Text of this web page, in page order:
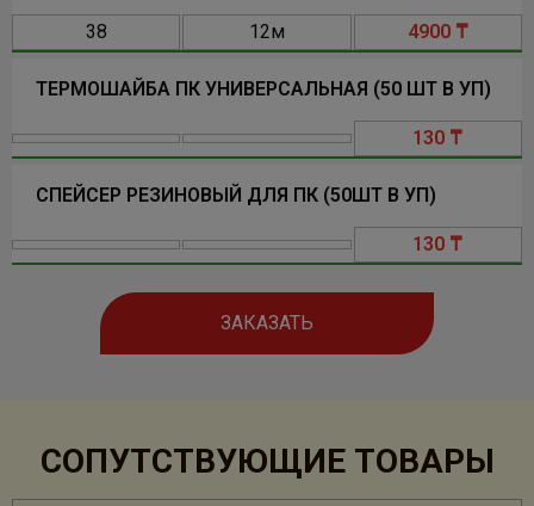
38 12м 4900 ₸
ТЕРМОШАЙБА ПК УНИВЕРСАЛЬНАЯ (50 ШТ В УП)
130 ₸
СПЕЙСЕР РЕЗИНОВЫЙ ДЛЯ ПК (50ШТ В УП)
130 ₸
ЗАКАЗАТЬ
СОПУТСТВУЮЩИЕ ТОВАРЫ